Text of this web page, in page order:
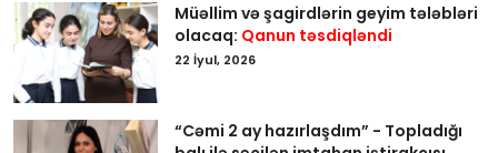
Müəllim və şagirdlərin geyim tələbləri
olacaq: Qanun təsdiqləndi
22 İyul, 2026
“Cəmi 2 ay hazırlaşdım” - Topladığı